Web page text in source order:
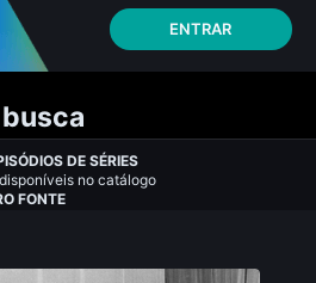
ENTRAR
DE SÉRIES
no catálogo
FONTE